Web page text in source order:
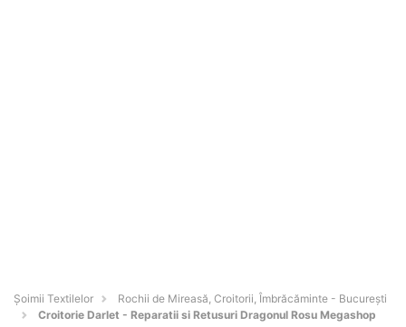
Șoimii Textilelor
Rochii de Mireasă, Croitorii, Îmbrăcăminte - Bucureşti
Croitorie Darlet - Reparatii si Retusuri Dragonul Rosu Megashop